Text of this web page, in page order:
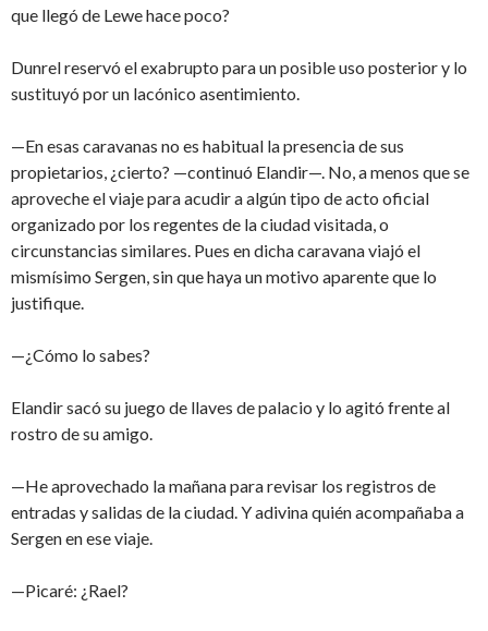
que llegó de Lewe hace poco?
Dunrel reservó el exabrupto para un posible uso posterior y lo
sustituyó por un lacónico asentimiento.
—En esas caravanas no es habitual la presencia de sus
propietarios, ¿cierto? —continuó Elandir—. No, a menos que se
aproveche el viaje para acudir a algún tipo de acto oficial
organizado por los regentes de la ciudad visitada, o
circunstancias similares. Pues en dicha caravana viajó el
mismísimo Sergen, sin que haya un motivo aparente que lo
justifique.
—¿Cómo lo sabes?
Elandir sacó su juego de llaves de palacio y lo agitó frente al
rostro de su amigo.
—He aprovechado la mañana para revisar los registros de
entradas y salidas de la ciudad. Y adivina quién acompañaba a
Sergen en ese viaje.
—Picaré: ¿Rael?